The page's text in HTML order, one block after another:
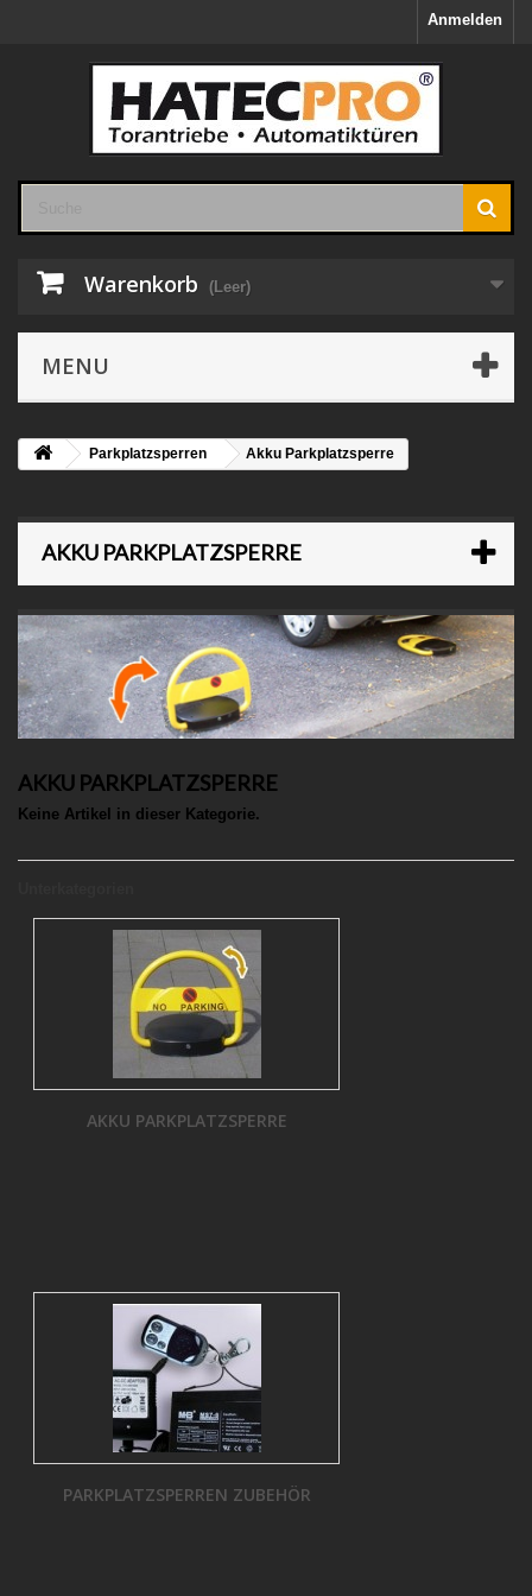
Anmelden
Warenkorb (Leer)
MENU
Parkplatzsperren Akku Parkplatzsperre
AKKU PARKPLATZSPERRE
AKKU PARKPLATZSPERRE
Keine Artikel in dieser Kategorie.
AKKU PARKPLATZSPERRE
PARKPLATZSPERREN ZUBEHÖR